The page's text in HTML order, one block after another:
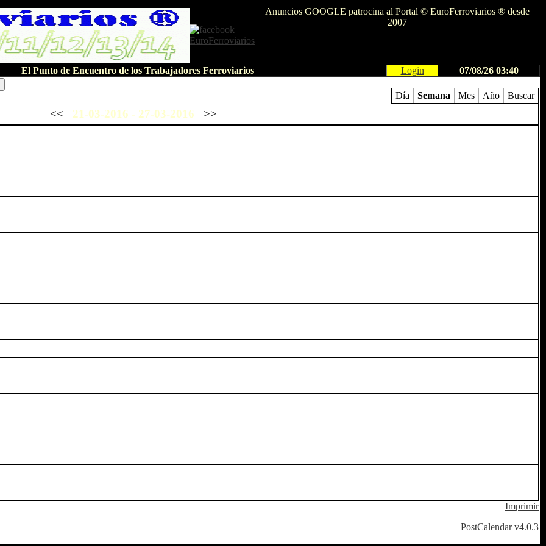
Anuncios GOOGLE patrocina al Portal © EuroFerroviarios ® desde
2007
El Punto de Encuentro de los Trabajadores Ferroviarios Login 07/08/26 03:40
Día Semana Mes Año Buscar
<< 21-03-2016 - 27-03-2016 >>
Imprimir
PostCalendar v4.0.3